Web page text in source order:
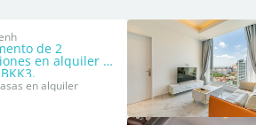
de 2
en alquiler en
en alquiler